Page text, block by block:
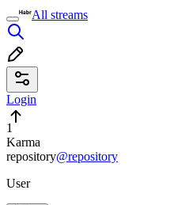
All streams
Login
1
Karma
repository@repository
User